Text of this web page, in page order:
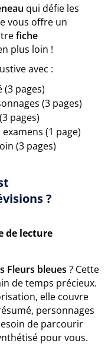
qui défie les
vous offre un
fiche
plus loin !
avec :
pages)
(3 pages)
pages)
(1 page)
(3 pages)
?
de lecture
Fleurs bleues ? Cette
de temps précieux.
elle couvre
personnages
de parcourir
pour vous.